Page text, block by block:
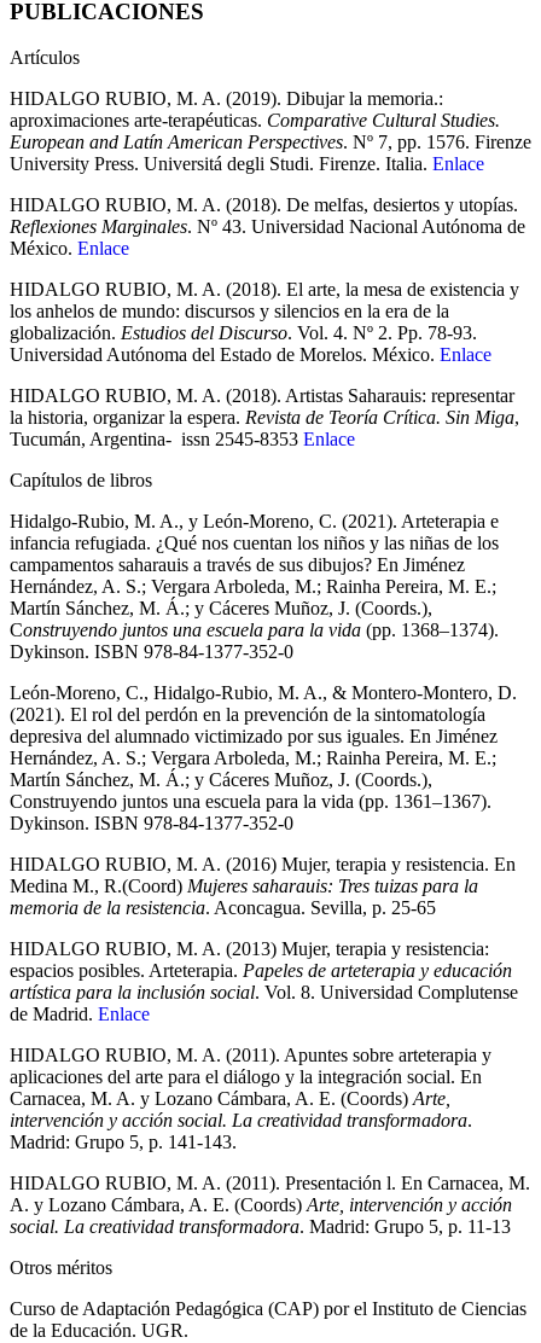
PUBLICACIONES
Artículos
HIDALGO RUBIO, M. A. (2019). Dibujar la memoria.:
aproximaciones arte-terapéuticas. Comparative Cultural Studies.
European and Latín American Perspectives. Nº 7, pp. 1576. Firenze
University Press. Universitá degli Studi. Firenze. Italia. Enlace
HIDALGO RUBIO, M. A. (2018). De melfas, desiertos y utopías.
Reflexiones Marginales. Nº 43. Universidad Nacional Autónoma de
México. Enlace
HIDALGO RUBIO, M. A. (2018). El arte, la mesa de existencia y
los anhelos de mundo: discursos y silencios en la era de la
globalización. Estudios del Discurso. Vol. 4. Nº 2. Pp. 78-93.
Universidad Autónoma del Estado de Morelos. México. Enlace
HIDALGO RUBIO, M. A. (2018). Artistas Saharauis: representar
la historia, organizar la espera. Revista de Teoría Crítica. Sin Miga,
Tucumán, Argentina- issn 2545-8353 Enlace
Capítulos de libros
Hidalgo-Rubio, M. A., y León-Moreno, C. (2021). Arteterapia e
infancia refugiada. ¿Qué nos cuentan los niños y las niñas de los
campamentos saharauis a través de sus dibujos? En Jiménez
Hernández, A. S.; Vergara Arboleda, M.; Rainha Pereira, M. E.;
Martín Sánchez, M. Á.; y Cáceres Muñoz, J. (Coords.),
Construyendo juntos una escuela para la vida (pp. 1368–1374).
Dykinson. ISBN 978-84-1377-352-0
León-Moreno, C., Hidalgo-Rubio, M. A., & Montero-Montero, D.
(2021). El rol del perdón en la prevención de la sintomatología
depresiva del alumnado victimizado por sus iguales. En Jiménez
Hernández, A. S.; Vergara Arboleda, M.; Rainha Pereira, M. E.;
Martín Sánchez, M. Á.; y Cáceres Muñoz, J. (Coords.),
Construyendo juntos una escuela para la vida (pp. 1361–1367).
Dykinson. ISBN 978-84-1377-352-0
HIDALGO RUBIO, M. A. (2016) Mujer, terapia y resistencia. En
Medina M., R.(Coord) Mujeres saharauis: Tres tuizas para la
memoria de la resistencia. Aconcagua. Sevilla, p. 25-65
HIDALGO RUBIO, M. A. (2013) Mujer, terapia y resistencia:
espacios posibles. Arteterapia. Papeles de arteterapia y educación
artística para la inclusión social. Vol. 8. Universidad Complutense
de Madrid. Enlace
HIDALGO RUBIO, M. A. (2011). Apuntes sobre arteterapia y
aplicaciones del arte para el diálogo y la integración social. En
Carnacea, M. A. y Lozano Cámbara, A. E. (Coords) Arte,
intervención y acción social. La creatividad transformadora.
Madrid: Grupo 5, p. 141-143.
HIDALGO RUBIO, M. A. (2011). Presentación l. En Carnacea, M.
A. y Lozano Cámbara, A. E. (Coords) Arte, intervención y acción
social. La creatividad transformadora. Madrid: Grupo 5, p. 11-13
Otros méritos
Curso de Adaptación Pedagógica (CAP) por el Instituto de Ciencias
de la Educación. UGR.